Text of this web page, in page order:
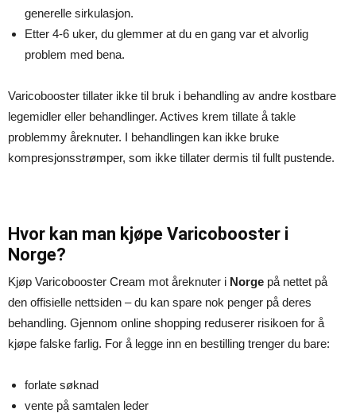
generelle sirkulasjon.
Etter 4-6 uker, du glemmer at du en gang var et alvorlig
problem med bena.
Varicobooster tillater ikke til bruk i behandling av andre kostbare
legemidler eller behandlinger. Actives krem ​​tillate å takle
problemmy åreknuter. I behandlingen kan ikke bruke
kompresjonsstrømper, som ikke tillater dermis til fullt pustende.
Hvor kan man kjøpe Varicobooster i
Norge?
Kjøp Varicobooster Cream mot åreknuter i Norge på nettet på
den offisielle nettsiden – du kan spare nok penger på deres
behandling. Gjennom online shopping reduserer risikoen for å
kjøpe falske farlig. For å legge inn en bestilling trenger du bare:
forlate søknad
vente på samtalen leder